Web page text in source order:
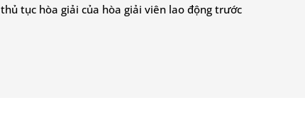
tục hòa giải của hòa giải viên lao động trước